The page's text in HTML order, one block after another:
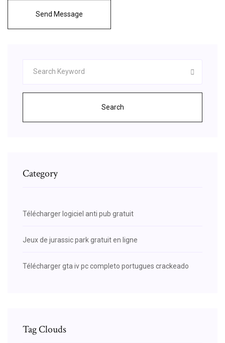
Send Message
Search
Category
Télécharger logiciel anti pub gratuit
Jeux de jurassic park gratuit en ligne
Télécharger gta iv pc completo portugues crackeado
Tag Clouds